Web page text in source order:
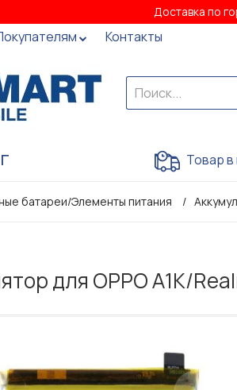
Доставка по
Контакты
Товар в
батареи/Элементы питания
для OPPO A1K/